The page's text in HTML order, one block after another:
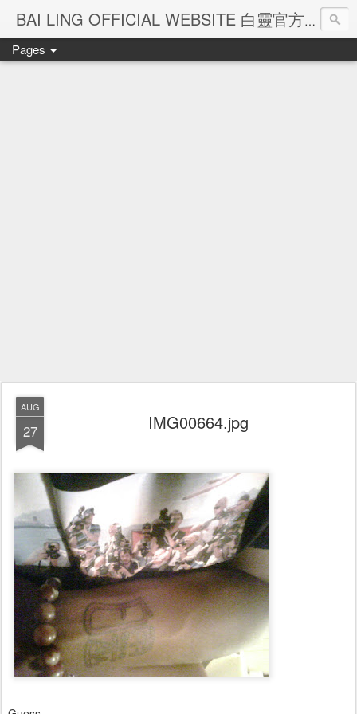
BAI LING OFFICIAL WEBSITE 白靈官方網站
Pages
AUG
27 IMG00664.jpg